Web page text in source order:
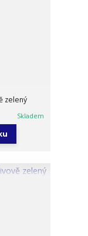
zelený
Skladem